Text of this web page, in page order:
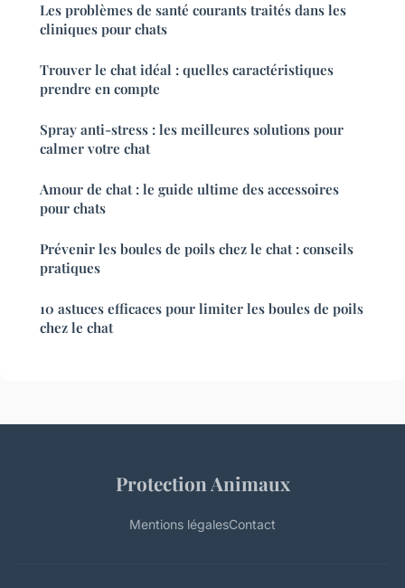
Les problèmes de santé courants traités dans les
cliniques pour chats
Trouver le chat idéal : quelles caractéristiques
prendre en compte
Spray anti-stress : les meilleures solutions pour
calmer votre chat
Amour de chat : le guide ultime des accessoires
pour chats
Prévenir les boules de poils chez le chat : conseils
pratiques
10 astuces efficaces pour limiter les boules de poils
chez le chat
Protection Animaux
Mentions légalesContact